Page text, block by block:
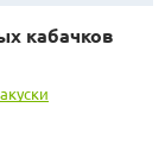
кабачков